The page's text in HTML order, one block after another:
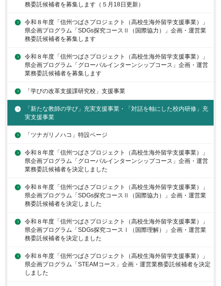
務委託候補者を募集します（５月18日更新）
令和８年度「信州つばさプロジェクト（高校生海外留学支援事業）」
県企画プログラム「SDGs探究コースⅡ（国際協力）」企画・運営業
務委託候補者を募集します
令和８年度「信州つばさプロジェクト（高校生海外留学支援事業）」
県企画プログラム「グローバルインターンシップコース」企画・運営
業務委託候補者を募集します
「学びの改革支援課研究校」支援事業
「新たな教師の学び」充実支援事業・「対話を軸にした校内研修」充
実支援事業
「ツナガリノハコ」特設ページ
令和８年度「信州つばさプロジェクト（高校生海外留学支援事業）」
県企画プログラム「グローバルインターンシップコース」企画・運営
業務委託候補者を決定しました
令和８年度「信州つばさプロジェクト（高校生海外留学支援事業）」
県企画プログラム「SDGs探究コースⅡ（国際協力）」企画・運営業
務委託候補者を決定しました
令和８年度「信州つばさプロジェクト（高校生海外留学支援事業）」
県企画プログラム「SDGs探究コースⅠ（国際理解）」企画・運営業
務委託候補者を決定しました
令和８年度「信州つばさプロジェクト（高校生海外留学支援事業）」
県企画プログラム「STEAMコース」企画・運営業務委託候補者を決定
しました